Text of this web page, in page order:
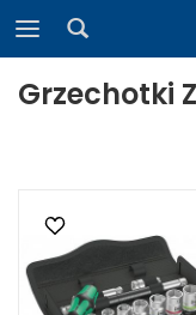
Grzechotki